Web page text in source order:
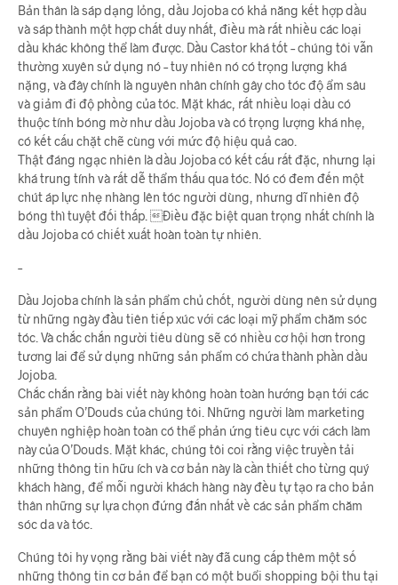
Bản thân là sáp dạng lỏng, dầu Jojoba có khả năng kết hợp dầu
và sáp thành một hợp chất duy nhất, điều mà rất nhiều các loại
dầu khác không thể làm được. Dầu Castor khá tốt – chúng tôi vẫn
thường xuyên sử dụng nó – tuy nhiên nó có trọng lượng khá
nặng, và đây chính là nguyên nhân chính gây cho tóc độ ẩm sâu
và giảm đi độ phồng của tóc. Mặt khác, rất nhiều loại dầu có
thuộc tính bóng mờ như dầu Jojoba và có trọng lượng khá nhẹ,
có kết cấu chặt chẽ cùng với mức độ hiệu quả cao.
Thật đáng ngạc nhiên là dầu Jojoba có kết cấu rất đặc, nhưng lại
khá trung tính và rất dễ thẩm thấu qua tóc. Nó có đem đến một
chút áp lực nhẹ nhàng lên tóc người dùng, nhưng dĩ nhiên độ
bóng thì tuyệt đối thấp. Điều đặc biệt quan trọng nhất chính là
dầu Jojoba có chiết xuất hoàn toàn tự nhiên.
–
Dầu Jojoba chính là sản phẩm chủ chốt, người dùng nên sử dụng
từ những ngày đầu tiên tiếp xúc với các loại mỹ phẩm chăm sóc
tóc. Và chắc chắn người tiêu dùng sẽ có nhiều cơ hội hơn trong
tương lai để sử dụng những sản phẩm có chứa thành phần dầu
Jojoba.
Chắc chắn rằng bài viết này không hoàn toàn hướng bạn tới các
sản phẩm O’Douds của chúng tôi. Những người làm marketing
chuyên nghiệp hoàn toàn có thể phản ứng tiêu cực với cách làm
này của O’Douds. Mặt khác, chúng tôi coi rằng việc truyền tải
những thông tin hữu ích và cơ bản này là cần thiết cho từng quý
khách hàng, để mỗi người khách hàng này đều tự tạo ra cho bản
thân những sự lựa chọn đứng đắn nhất về các sản phẩm chăm
sóc da và tóc.
Chúng tôi hy vọng rằng bài viết này đã cung cấp thêm một số
những thông tin cơ bản để bạn có một buổi shopping bội thu tại